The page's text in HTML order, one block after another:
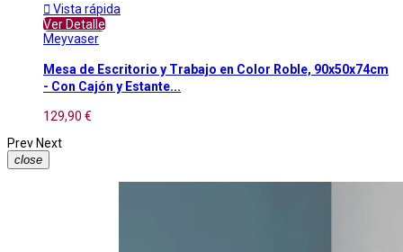
 Vista rápida
Ver Detalle
Meyvaser
Mesa de Escritorio y Trabajo en Color Roble, 90x50x74cm
- Con Cajón y Estante...
129,90 €
Prev Next
close